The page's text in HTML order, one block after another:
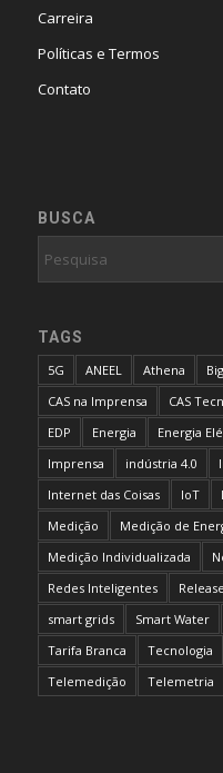
Carreira
Políticas e Termos
Contato
BUSCA
TAGS
5G ANEEL Athena
CAS na Imprensa
CAS
EDP
Energia Energia
Imprensa
indústria 4.0
Internet das Coisas
IoT
Medição
Medição de
Medição Individualizada
Redes Inteligentes
Release
smart grids
Smart Water
Tarifa Branca
Tecnologia
Telemedição
Telemetria